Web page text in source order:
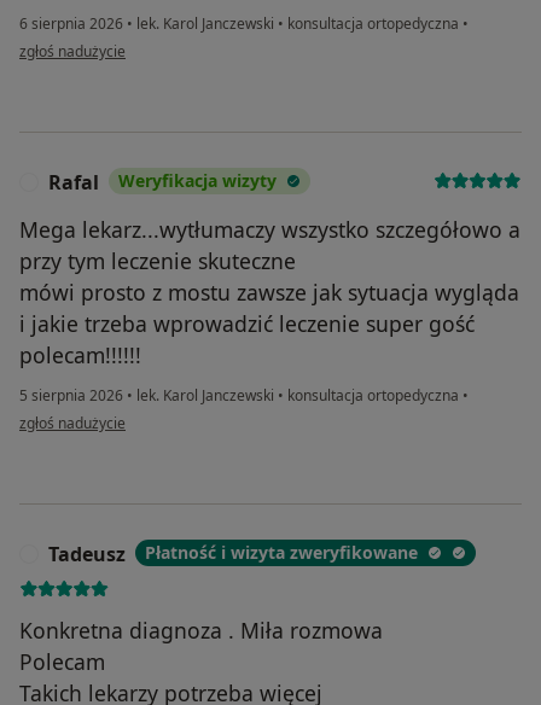
6 sierpnia 2026 • lek. Karol Janczewski • konsultacja ortopedyczna •
w opinii użytkownika Andrzej
zgłoś nadużycie
Rafal Weryfikacja wizyty
Mega lekarz...wytłumaczy wszystko szczegółowo a
przy tym leczenie skuteczne
mówi prosto z mostu zawsze jak sytuacja wygląda
i jakie trzeba wprowadzić leczenie super gość
polecam!!!!!!
5 sierpnia 2026 • lek. Karol Janczewski • konsultacja ortopedyczna •
w opinii użytkownika Rafal
zgłoś nadużycie
Tadeusz Płatność i wizyta zweryfikowane
Konkretna diagnoza . Miła rozmowa
Polecam
Takich lekarzy potrzeba więcej